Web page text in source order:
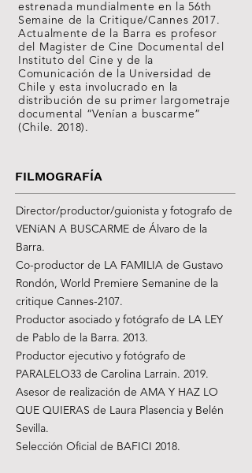
estrenada mundialmente en la 56th
Semaine de la Critique/Cannes 2017.
Actualmente de la Barra es profesor
del Magister de Cine Documental del
Instituto del Cine y de la
Comunicación de la Universidad de
Chile y esta involucrado en la
distribución de su primer largometraje
documental “Venían a buscarme”
(Chile. 2018).
FILMOGRAFÍA
Director/productor/guionista y fotografo de
VENíAN A BUSCARME de Álvaro de la
Barra.
Co-productor de LA FAMILIA de Gustavo
Rondón, World Premiere Semanine de la
critique Cannes-2107.
Productor asociado y fotógrafo de LA LEY
de Pablo de la Barra. 2013.
Productor ejecutivo y fotógrafo de
PARALELO33 de Carolina Larrain. 2019.
Asesor de realización de AMA Y HAZ LO
QUE QUIERAS de Laura Plasencia y Belén
Sevilla.
Selección Oficial de BAFICI 2018.